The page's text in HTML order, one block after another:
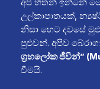
අපි හිතන් ඉන්නේ මේ
උල්කාපාතයක්,
නිසා හෙට දවසේ
පුළුවන්. අපිව
ග්‍රහලෝක ජීවීන්”
වීමයි.